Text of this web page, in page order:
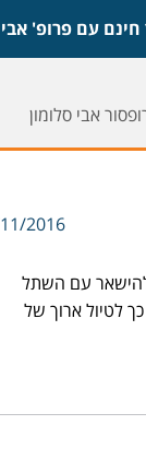
אבי סלומון
2016
עם השתל
לטיול ארוך של